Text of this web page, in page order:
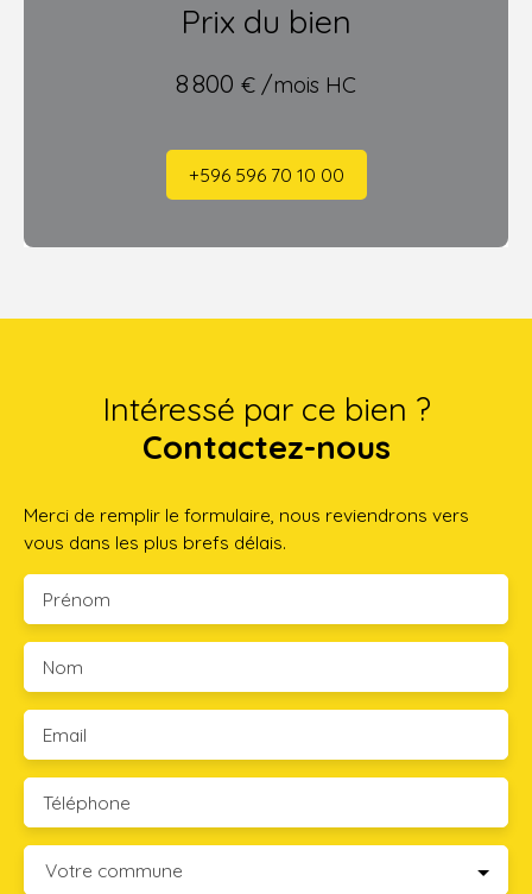
Prix du bien
8 800 € /mois HC
+596 596 70 10 00
Intéressé par ce bien ?
Contactez-nous
Merci de remplir le formulaire, nous reviendrons vers
vous dans les plus brefs délais.
Prénom
Nom
Email
Téléphone
Votre commune